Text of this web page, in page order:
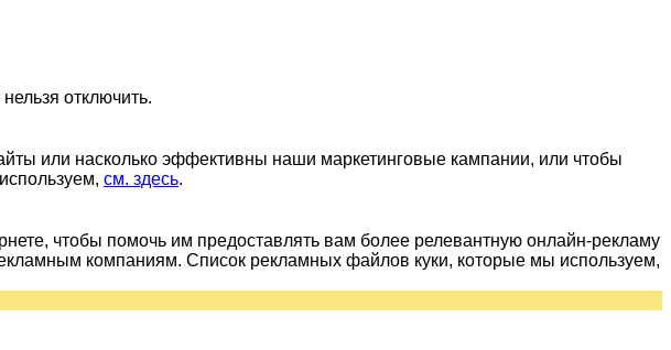
отключить.
или насколько эффективны наши маркетинговые кампании, или чтобы
см. здесь.
чтобы помочь им предоставлять вам более релевантную онлайн-рекламу
компаниям. Список рекламных файлов куки, которые мы используем,